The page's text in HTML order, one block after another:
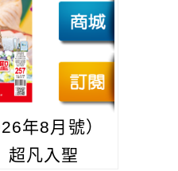
年8月號）
凡入聖